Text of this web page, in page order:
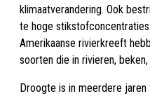
klimaatverandering. Ook
te hoge
Amerikaanse rivierkreeft
soorten die in rivieren,
Droogte is in meerdere